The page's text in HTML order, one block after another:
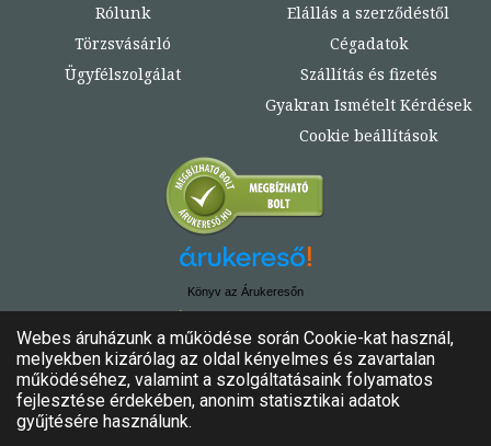
Rólunk
Törzsvásárló
Ügyfélszolgálat
Elállás a szerződéstől
Cégadatok
Szállítás és fizetés
Gyakran Ismételt Kérdések
Cookie beállítások
Könyv az Árukeresőn